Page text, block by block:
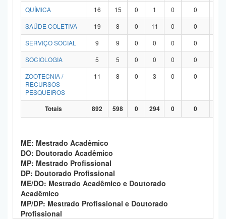
QUÍMICA
16 15 0 1 0 0
SAÚDE COLETIVA
19 8 0 11 0 0
SERVIÇO SOCIAL
9 9 0 0 0 0
SOCIOLOGIA
5 5 0 0 0 0
ZOOTECNIA /
RECURSOS
PESQUEIROS
11 8 0 3 0 0
Totais 892 598 0 294 0 0
ME: Mestrado Acadêmico
DO: Doutorado Acadêmico
MP: Mestrado Profissional
DP: Doutorado Profissional
ME/DO: Mestrado Acadêmico e Doutorado
Acadêmico
MP/DP: Mestrado Profissional e Doutorado
Profissional